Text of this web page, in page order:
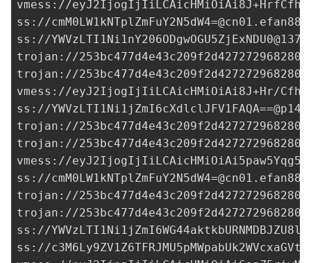
vmess://
ss://
ss://
trojan://
trojan://
vmess://eyJ2IjogIjIiLCAicHMiOiAi8J+Hr/
ss://
trojan://
trojan://
vmess://
ss://
trojan://
trojan://
ss://
ss://